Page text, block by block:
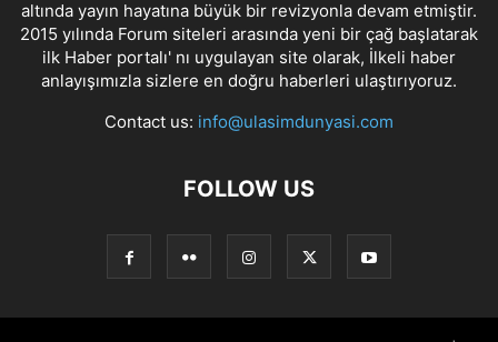
altında yayın hayatına büyük bir revizyonla devam etmiştir.
2015 yılında Forum siteleri arasında yeni bir çağ başlatarak
ilk Haber portalı' nı uygulayan site olarak, İlkeli haber
anlayışımızla sizlere en doğru haberleri ulaştırıyoruz.
Contact us: info@ulasimdunyasi.com
FOLLOW US